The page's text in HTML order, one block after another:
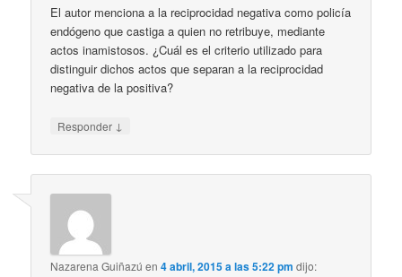
El autor menciona a la reciprocidad negativa como policía
endógeno que castiga a quien no retribuye, mediante
actos inamistosos. ¿Cuál es el criterio utilizado para
distinguir dichos actos que separan a la reciprocidad
negativa de la positiva?
Responder ↓
Nazarena Guiñazú en4 abril, 2015 a las 5:22 pm dijo: